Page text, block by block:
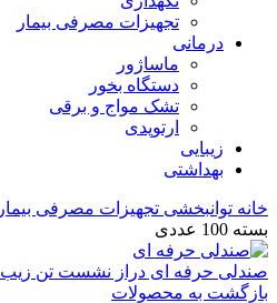
تجهیزات مصرفی بیمار
درمانی
ماساژور
دستگاه بخور
تشک مواج و برقی
ارتوپدی
زیبایی
بهداشتی
خانه توانبخشی تجهیزات مصرفی بیمار
بسته 100 عددی
صندلی حرفه ای دراز نشست تن زیب
بازگشت به محصولات